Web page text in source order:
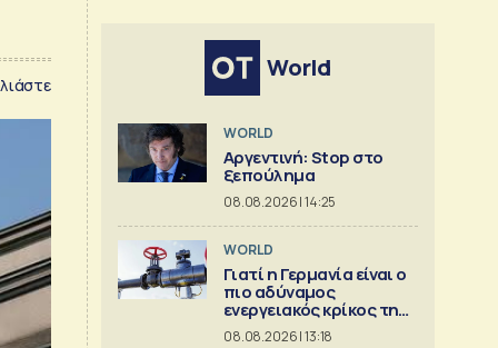
World
WORLD
Αργεντινή: Stop στο
ξεπούλημα
08.08.2026 | 14:25
WORLD
Γιατί η Γερμανία είναι ο
πιο αδύναμος
ενεργειακός κρίκος της
Ευρώπης
08.08.2026 | 13:18